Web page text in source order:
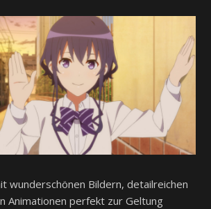
wunderschönen Bildern, detailreichen
Animationen perfekt zur Geltung